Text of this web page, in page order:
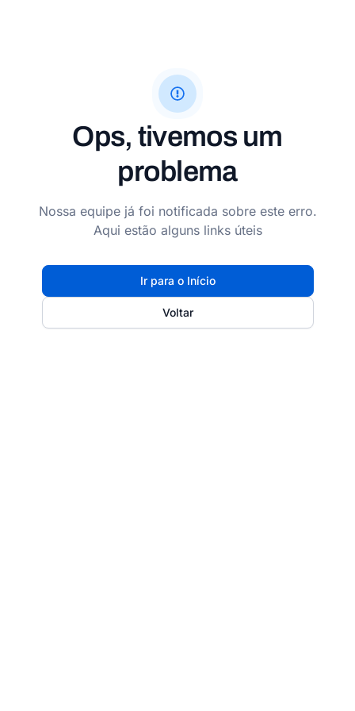
Ops, tivemos um
problema
Nossa equipe já foi notificada sobre este erro.
Aqui estão alguns links úteis
Ir para o Início
Voltar